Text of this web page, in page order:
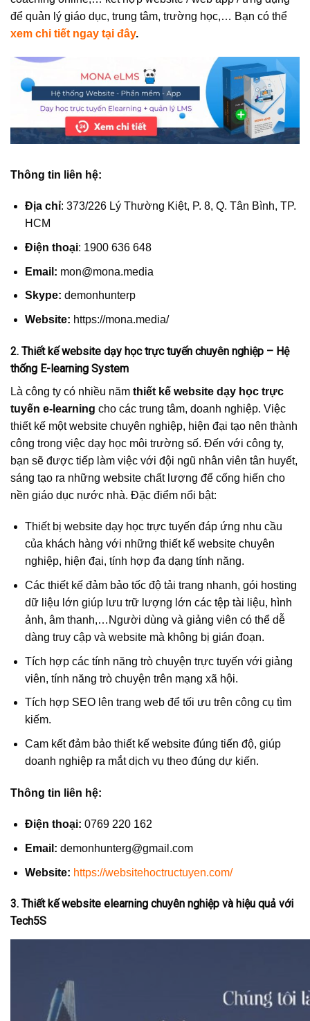
để quản lý giáo dục, trung tâm, trường học,… Bạn có thể
xem chi tiết ngay tại đây.
Thông tin liên hệ:
Địa chỉ: 373/226 Lý Thường Kiệt, P. 8, Q. Tân Bình, TP.
HCM
Điện thoại: 1900 636 648
Email: mon@mona.media
Skype: demonhunterp
Website: https://mona.media/
2. Thiết kế website dạy học trực tuyến chuyên nghiệp – Hệ
thống E-learning System
Là công ty có nhiều năm thiết kế website dạy học trực
tuyến e-learning cho các trung tâm, doanh nghiệp. Việc
thiết kế một website chuyên nghiệp, hiện đại tạo nên thành
công trong việc dạy học môi trường số. Đến với công ty,
bạn sẽ được tiếp làm việc với đội ngũ nhân viên tân huyết,
sáng tạo ra những website chất lượng để cống hiến cho
nền giáo dục nước nhà. Đặc điểm nổi bật:
Thiết bị website dạy học trực tuyến đáp ứng nhu cầu
của khách hàng với những thiết kế website chuyên
nghiệp, hiện đại, tính hợp đa dạng tính năng.
Các thiết kế đảm bảo tốc độ tải trang nhanh, gói hosting
dữ liệu lớn giúp lưu trữ lượng lớn các tệp tài liệu, hình
ảnh, âm thanh,…Người dùng và giảng viên có thể dễ
dàng truy cập và website mà không bị gián đoạn.
Tích hợp các tính năng trò chuyện trực tuyến với giảng
viên, tính năng trò chuyện trên mạng xã hội.
Tích hợp SEO lên trang web để tối ưu trên công cụ tìm
kiếm.
Cam kết đảm bảo thiết kế website đúng tiến độ, giúp
doanh nghiệp ra mắt dịch vụ theo đúng dự kiến.
Thông tin liên hệ:
Điện thoại: 0769 220 162
Email: demonhunterg@gmail.com
Website: https://websitehoctructuyen.com/
3. Thiết kế website elearning chuyên nghiệp và hiệu quả với
Tech5S